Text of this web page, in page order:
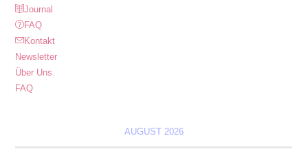
Journal
FAQ
Kontakt
Newsletter
Über Uns
FAQ
AUGUST 2026